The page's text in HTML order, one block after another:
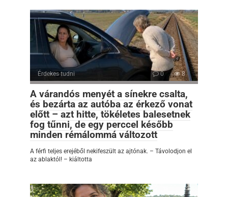
Érdekes tudni 0 8
A várandós menyét a sínekre csalta,
és bezárta az autóba az érkező vonat
előtt – azt hitte, tökéletes balesetnek
fog tűnni, de egy perccel később
minden rémálommá változott
A férfi teljes erejéből nekifeszült az ajtónak. – Távolodjon el
az ablaktól! – kiáltotta